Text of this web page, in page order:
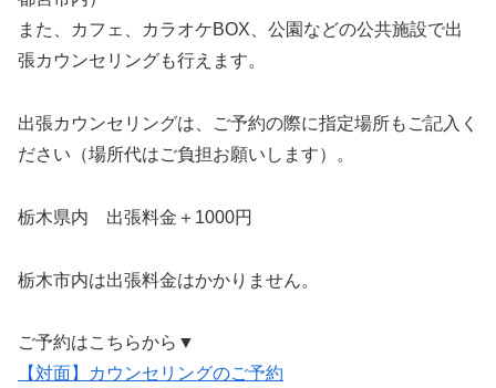
また、カフェ、カラオケBOX、公園などの公共施設で出
張カウンセリングも行えます。
出張カウンセリングは、ご予約の際に指定場所もご記入く
ださい（場所代はご負担お願いします）。
栃木県内 出張料金＋1000円
栃木市内は出張料金はかかりません。
ご予約はこちらから▼
【対面】カウンセリングのご予約